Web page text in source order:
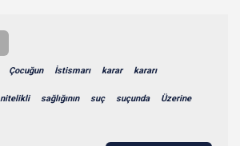
Çocuğun İstismarı karar kararı
nitelikli sağlığının suç suçunda Üzerine